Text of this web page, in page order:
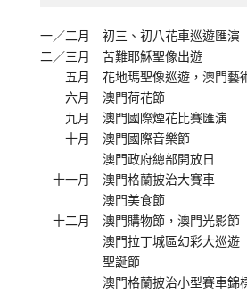
一／二月初三、初八花車巡遊匯演
二／三月苦難耶穌聖像出遊
五月花地瑪聖像巡遊 ，澳門藝
六月澳門荷花節
九月澳門國際煙花比賽匯演
十月澳門國際音樂節
澳門政府總部開放日
十一月澳門格蘭披治大賽車
澳門美食節
十二月澳門購物節 ，澳門光影節
澳門拉丁城區幻彩大巡遊
聖誕節
澳門格蘭披治小型賽車錦